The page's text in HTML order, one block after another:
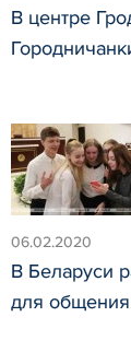
В центре
06.02.2020
В Беларуси
для общения